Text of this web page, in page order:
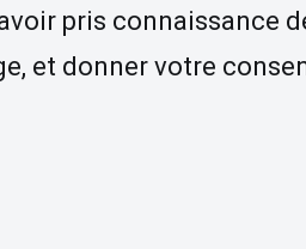
pris connaissance
et donner votre